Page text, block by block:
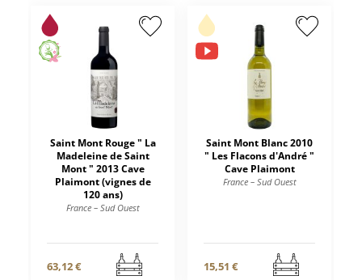
Saint Mont Rouge " La
Madeleine de Saint
Mont " 2013 Cave
Plaimont (vignes de
120 ans)
France – Sud Ouest
63,12 €
Saint Mont Blanc 2010
" Les Flacons d'André "
Cave Plaimont
France – Sud Ouest
15,51 €